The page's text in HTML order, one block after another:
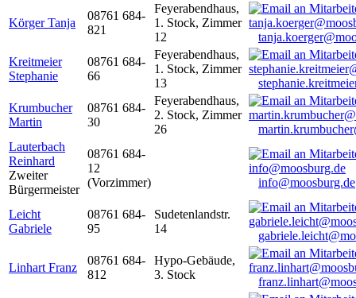
Körger Tanja
08761 684-
821
Feyerabendhaus,
1. Stock, Zimmer
12
Kreitmeier
Stephanie
08761 684-
66
Feyerabendhaus,
1. Stock, Zimmer
13
Krumbucher
Martin
08761 684-
30
Feyerabendhaus,
2. Stock, Zimmer
26
Lauterbach
Reinhard
Zweiter
Bürgermeister
08761 684-
12
(Vorzimmer)
info@moosburg.de
Leicht
Gabriele
08761 684-
95
Sudetenlandstr.
14
Linhart Franz
08761 684-
812
Hypo-Gebäude,
3. Stock